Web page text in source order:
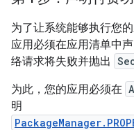
为了让系统能够执行您
应用必须在应用清单中
络请求将失败并抛出
为此，您的应用必须在
明